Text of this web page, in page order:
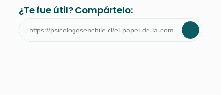
¿Te fue útil? Compártelo: